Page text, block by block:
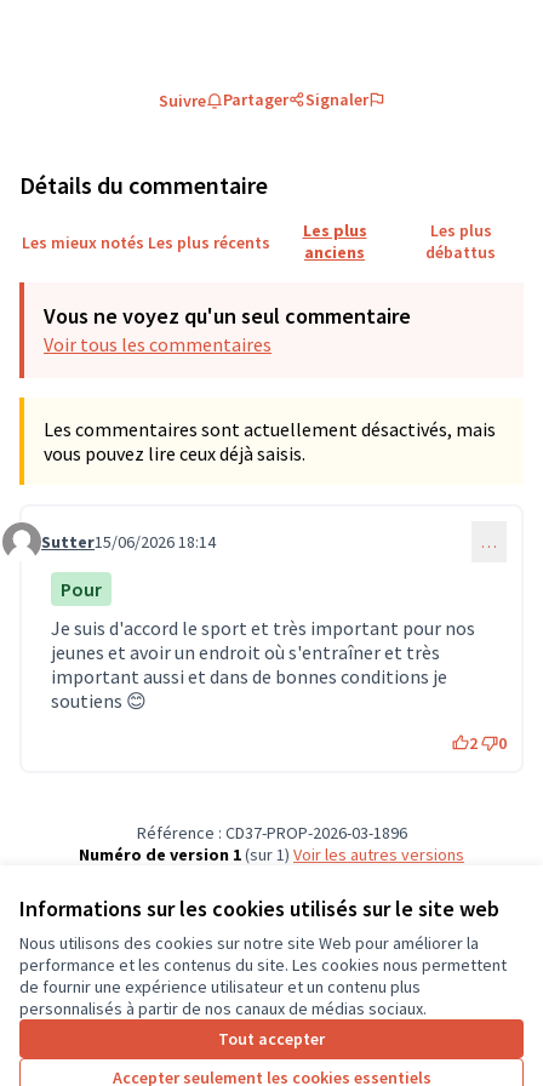
Informations sur les cookies utilisés sur le site web
Nous utilisons des cookies sur notre site Web pour améliorer la
performance et les contenus du site. Les cookies nous permettent
de fournir une expérience utilisateur et un contenu plus
personnalisés à partir de nos canaux de médias sociaux.
Tout accepter
Accepter seulement les cookies essentiels
Suivre Partager Signaler
Détails du commentaire
Les mieux notés Les plus récents
Les plus
anciens
Les plus
débattus
Vous ne voyez qu'un seul commentaire
Voir tous les commentaires
Les commentaires sont actuellement désactivés, mais
vous pouvez lire ceux déjà saisis.
Commentaire 2025
Sutter15/06/2026 18:14 …
Pour
Je suis d'accord le sport et très important pour nos
jeunes et avoir un endroit où s'entraîner et très
important aussi et dans de bonnes conditions je
soutiens 😊
2 0
Référence : CD37-PROP-2026-03-1896
Numéro de version 1(sur 1)
voir les autres versions
Conditions d'utilisation
Paramètres des cookies
CD37 sur X
(Lien externe)
CD37 sur Facebook
CD37 sur Instagram
CD37 sur YouTube
(Lien externe)